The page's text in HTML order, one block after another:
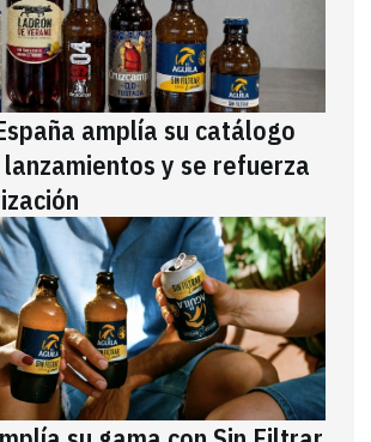
amplía su catálogo
y se refuerza